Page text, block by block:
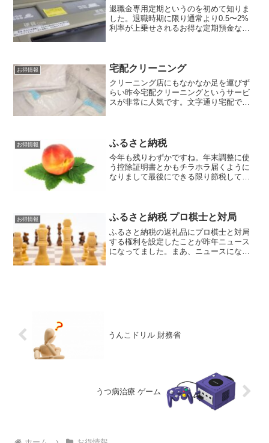
退職金専用定期というのを初めて知りま
した。退職時期に限り通常より0.5〜2%
利率が上乗せされるお得な定期預金なん
けでどの世代も知って...
お得情報 宅配クリーニング
クリーニング店にもなかなか足を運びず
らい昨今宅配クリーニングというサービ
スが非常に人気です。文字通り宅配で完
ね。個人的に凄いな、と思っ...
お得情報 ふるさと納税
今年も残りわずかですね。年末調整に使
う控除証明書とかもチラホラ届くように
なりまして最後にできる限り節税して得
サイトでネットで買い...
お得情報 ふるさと納税 プロ棋士と対局
ふるさと納税の返礼品にプロ棋士と対局
する権利を設定したことが昨年ニュース
になってました。まあ、ニュースになっ
うんこドリル 財務省
うつ病治療 ゲーム